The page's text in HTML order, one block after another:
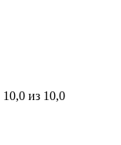
10,0 из 10,0